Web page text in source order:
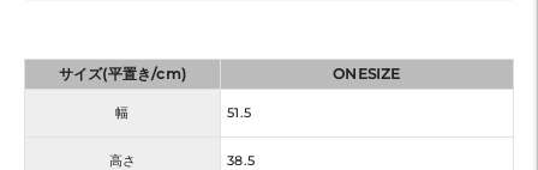
サイズ(平置き/cm) ONESIZE
幅 51.5
高さ 38.5